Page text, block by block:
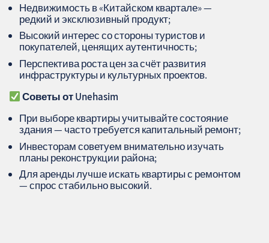
Недвижимость в «Китайском квартале» —
редкий и эксклюзивный продукт;
Высокий интерес со стороны туристов и
покупателей, ценящих аутентичность;
Перспектива роста цен за счёт развития
инфраструктуры и культурных проектов.
Советы от Unehasim
При выборе квартиры учитывайте состояние
здания — часто требуется капитальный ремонт;
Инвесторам советуем внимательно изучать
планы реконструкции района;
Для аренды лучше искать квартиры с ремонтом
— спрос стабильно высокий.